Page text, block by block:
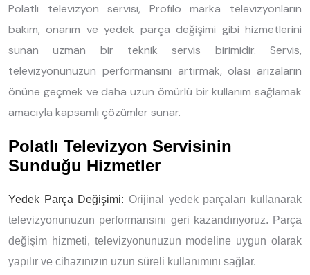
Polatlı televizyon servisi, Profilo marka televizyonların
bakım, onarım ve yedek parça değişimi gibi hizmetlerini
sunan uzman bir teknik servis birimidir. Servis,
televizyonunuzun performansını artırmak, olası arızaların
önüne geçmek ve daha uzun ömürlü bir kullanım sağlamak
amacıyla kapsamlı çözümler sunar.
Polatlı Televizyon Servisinin
Sunduğu Hizmetler
Yedek Parça Değişimi: Orijinal yedek parçaları kullanarak
televizyonunuzun performansını geri kazandırıyoruz. Parça
değişim hizmeti, televizyonunuzun modeline uygun olarak
yapılır ve cihazınızın uzun süreli kullanımını sağlar.